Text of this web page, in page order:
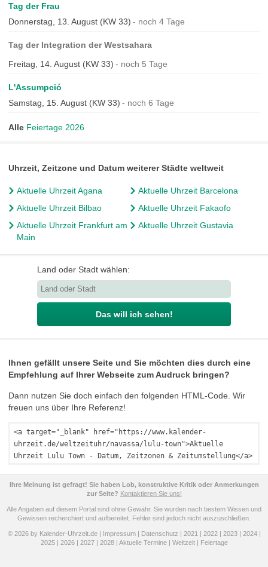
Tag der Frau
Donnerstag, 13. August (KW 33)
noch 4 Tage
Tag der Integration der Westsahara
Freitag, 14. August (KW 33)
noch 5 Tage
L'Assumpció
Samstag, 15. August (KW 33)
noch 6 Tage
Alle Feiertage 2026
Uhrzeit, Zeitzone und Datum weiterer Städte weltweit
Aktuelle Uhrzeit Agana
Aktuelle Uhrzeit Barcelona
Aktuelle Uhrzeit Bilbao
Aktuelle Uhrzeit Fakaofo
Aktuelle Uhrzeit Frankfurt am
Main
Aktuelle Uhrzeit Gustavia
Land oder Stadt wählen:
Das will ich sehen!
Ihnen gefällt unsere Seite und Sie möchten dies durch eine
Empfehlung auf Ihrer Webseite zum Audruck bringen?
Dann nutzen Sie doch einfach den folgenden HTML-Code. Wir
freuen uns über Ihre Referenz!
<a target="_blank" href="https://www.kalender-
uhrzeit.de/weltzeituhr/navassa/lulu-town">Aktuelle
Uhrzeit Lulu Town - Datum, Zeitzonen & Zeitumstellung</a>
Ihre Meinung ist gefragt! Sie haben Lob, konstruktive Kritik oder Anmerkungen
zur Seite? Kontaktieren Sie uns!
Alle Angaben auf diesem Portal sind ohne Gewähr. Sie wurden nach bestem Wissen und
Gewissen recherchiert und aufbereitet. Fehler sind jedoch nicht auszuschließen.
© 2026 by Kalender-Uhrzeit.de | Impressum| Datenschutz | 2021 | 2022| 2023| 2024|
2025| 2026| 2027| 2028| Aktuelle Termine| Weltzeit| Feiertage